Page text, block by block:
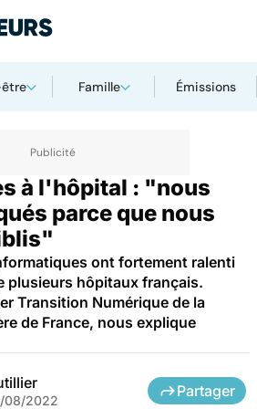
Famille Émissions
à l'hôpital : "nous
parce que nous
ont fortement ralenti
plusieurs hôpitaux français.
Transition Numérique de la
de France, nous explique
08/2022
Partager